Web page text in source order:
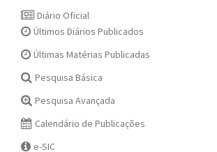
Diário Oficial
Últimos Diários Publicados
Últimas Matérias Publicadas
Pesquisa Básica
Pesquisa Avançada
Calendário de Publicações
e-SIC